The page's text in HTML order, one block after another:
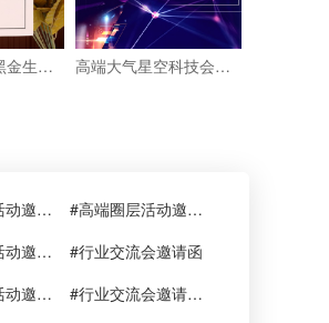
大人高端时尚黑金生日宴会电子请柬派对邀请 高端大气星空科技会展活动邀请机器人会展黑科技
#高端圈层活动邀请函
#高端圈层活动邀请函范文
#行业交流活动邀请函
#行业交流会邀请函
#行业交流活动邀请函范文
#行业交流会邀请函范文